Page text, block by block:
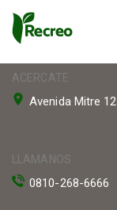
ACERCATE
Avenida Mitre
LLAMANOS
0810-268-6666